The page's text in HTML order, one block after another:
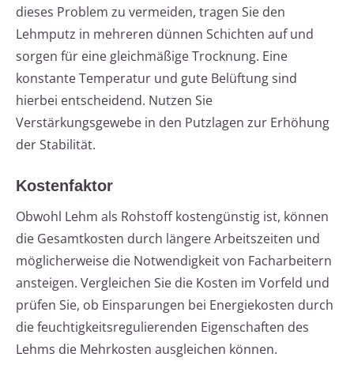
dieses Problem zu vermeiden, tragen Sie den
Lehmputz in mehreren dünnen Schichten auf und
sorgen für eine gleichmäßige Trocknung. Eine
konstante Temperatur und gute Belüftung sind
hierbei entscheidend. Nutzen Sie
Verstärkungsgewebe in den Putzlagen zur Erhöhung
der Stabilität.
Kostenfaktor
Obwohl Lehm als Rohstoff kostengünstig ist, können
die Gesamtkosten durch längere Arbeitszeiten und
möglicherweise die Notwendigkeit von Facharbeitern
ansteigen. Vergleichen Sie die Kosten im Vorfeld und
prüfen Sie, ob Einsparungen bei Energiekosten durch
die feuchtigkeitsregulierenden Eigenschaften des
Lehms die Mehrkosten ausgleichen können.